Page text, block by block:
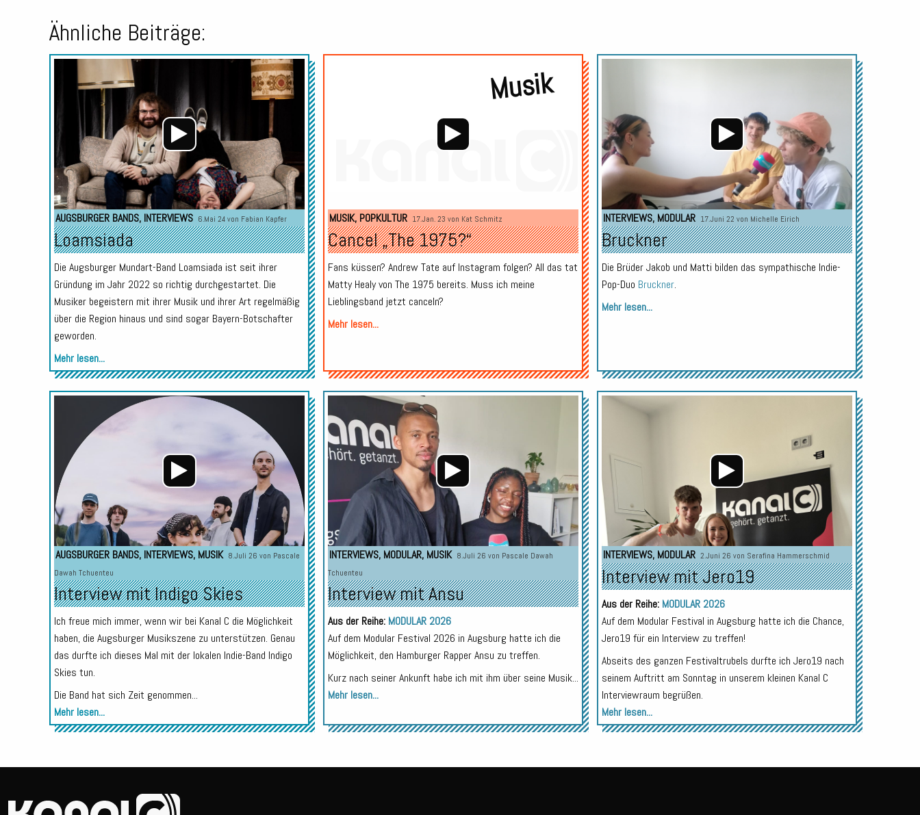
Ähnliche Beiträge:
Audio-
Player
AUGSBURGER BANDS, INTERVIEWS 6.Mai 24 von Fabian Kapfer
Loamsiada
Die Augsburger Mundart-Band Loamsiada ist seit ihrer
Gründung im Jahr 2022 so richtig durchgestartet. Die
Musiker begeistern mit ihrer Musik und ihrer Art regelmäßig
über die Region hinaus und sind sogar Bayern-Botschafter
geworden.
Mehr lesen...
Musik
Player
MUSIK, POPKULTUR 17.Jan. 23 von Kat Schmitz
Cancel „The 1975?“
Fans küssen? Andrew Tate auf Instagram folgen? All das tat
Matty Healy von The 1975 bereits. Muss ich meine
Lieblingsband jetzt canceln?
Mehr lesen...
Audio-
Player
INTERVIEWS, MODULAR 17.Juni 22 von Michelle Eirich
Bruckner
Die Brüder Jakob und Matti bilden das sympathische Indie-
Pop-Duo Bruckner.
Mehr lesen...
Audio-
Player
AUGSBURGER BANDS, INTERVIEWS, MUSIK 8.Juli 26 von Pascale
Dawah Tchuenteu
Interview mit Indigo Skies
Ich freue mich immer, wenn wir bei Kanal C die Möglichkeit
haben, die Augsburger Musikszene zu unterstützen. Genau
das durfte ich dieses Mal mit der lokalen Indie-Band Indigo
Skies tun.
Die Band hat sich Zeit genommen...
Mehr lesen...
Audio-
Player
INTERVIEWS, MODULAR, MUSIK 8.Juli 26 von Pascale Dawah
Tchuenteu
Interview mit Ansu
Aus der Reihe: MODULAR 2026
Auf dem Modular Festival 2026 in Augsburg hatte ich die
Möglichkeit, den Hamburger Rapper Ansu zu treffen.
Kurz nach seiner Ankunft habe ich mit ihm über seine Musik...
Mehr lesen...
Audio-
Player
INTERVIEWS, MODULAR 2.Juni 26 von Serafina Hammerschmid
Interview mit Jero19
Aus der Reihe: MODULAR 2026
Auf dem Modular Festival in Augsburg hatte ich die Chance,
Jero19 für ein Interview zu treffen!
Abseits des ganzen Festivaltrubels durfte ich Jero19 nach
seinem Auftritt am Sonntag in unserem kleinen Kanal C
Interviewraum begrüßen.
Mehr lesen...